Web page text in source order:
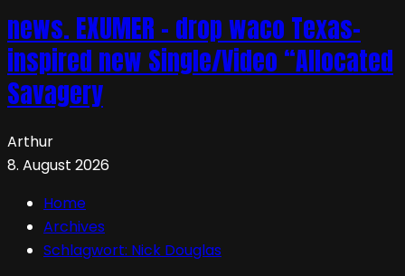
news. EXUMER – drop waco Texas-
inspired new Single/Video “Allocated
Savagery
Arthur
8. August 2026
Home
Archives
Schlagwort: Nick Douglas